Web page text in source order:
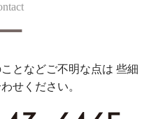
となどご不明な点は 些細
せください。